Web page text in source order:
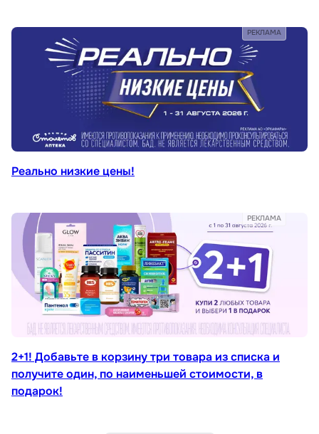
Реально низкие цены!
РЕКЛАМА
2+1! Добавьте в корзину три товара из списка и
получите один, по наименьшей стоимости, в
подарок!
РЕКЛАМА